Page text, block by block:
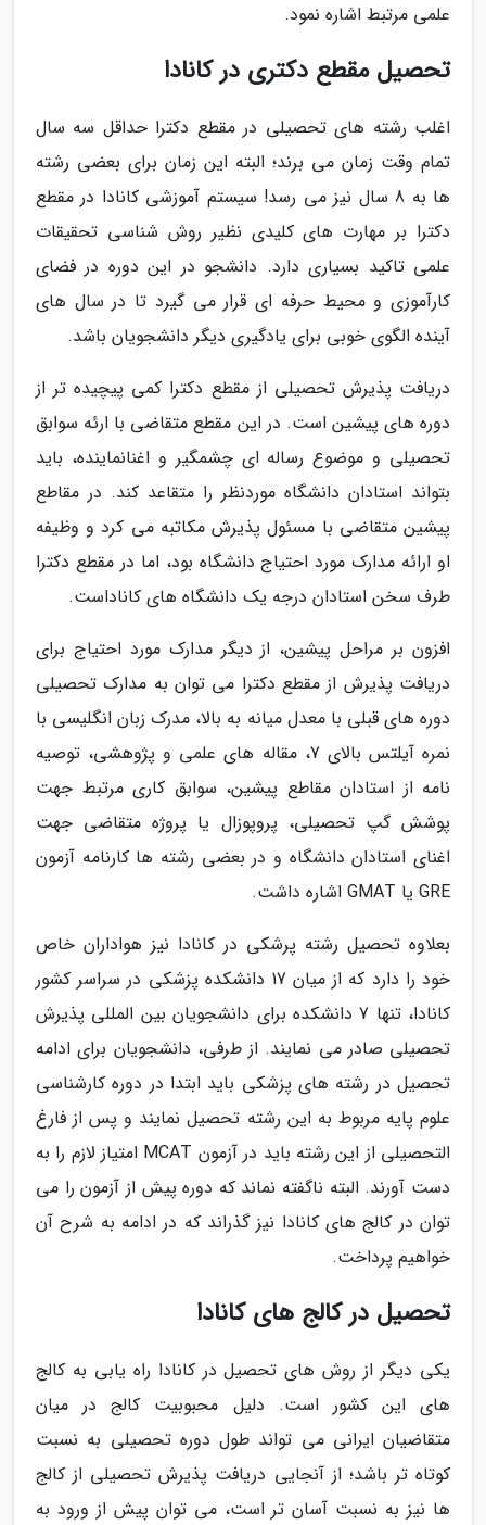
علمی مرتبط اشاره نمود.
تحصیل مقطع دکتری در کانادا
اغلب رشته های تحصیلی در مقطع دکترا حداقل سه سال
تمام وقت زمان می برند؛ البته این زمان برای بعضی رشته
ها به 8 سال نیز می رسد! سیستم آموزشی کانادا در مقطع
دکترا بر مهارت های کلیدی نظیر روش شناسی تحقیقات
علمی تاکید بسیاری دارد. دانشجو در این دوره در فضای
کارآموزی و محیط حرفه ای قرار می گیرد تا در سال های
آینده الگوی خوبی برای یادگیری دیگر دانشجویان باشد.
دریافت پذیرش تحصیلی از مقطع دکترا کمی پیچیده تر از
دوره های پیشین است. در این مقطع متقاضی با ارئه سوابق
تحصیلی و موضوع رساله ای چشمگیر و اغنانماینده، باید
بتواند استادان دانشگاه موردنظر را متقاعد کند. در مقاطع
پیشین متقاضی با مسئول پذیرش مکاتبه می کرد و وظیفه
او ارائه مدارک مورد احتیاج دانشگاه بود، اما در مقطع دکترا
طرف سخن استادان درجه یک دانشگاه های کاناداست.
افزون بر مراحل پیشین، از دیگر مدارک مورد احتیاج برای
دریافت پذیرش از مقطع دکترا می توان به مدارک تحصیلی
دوره های قبلی با معدل میانه به بالا، مدرک زبان انگلیسی با
نمره آیلتس بالای 7، مقاله های علمی و پژوهشی، توصیه
نامه از استادان مقاطع پیشین، سوابق کاری مرتبط جهت
پوشش گپ تحصیلی، پروپوزال یا پروژه متقاضی جهت
اغنای استادان دانشگاه و در بعضی رشته ها کارنامه آزمون
GRE یا GMAT اشاره داشت.
بعلاوه تحصیل رشته پرشکی در کانادا نیز هواداران خاص
خود را دارد که از میان 17 دانشکده پزشکی در سراسر کشور
کانادا، تنها 7 دانشکده برای دانشجویان بین المللی پذیرش
تحصیلی صادر می نمایند. از طرفی، دانشجویان برای ادامه
تحصیل در رشته های پزشکی باید ابتدا در دوره کارشناسی
علوم پایه مربوط به این رشته تحصیل نمایند و پس از فارغ
التحصیلی از این رشته باید در آزمون MCAT امتیاز لازم را به
دست آورند. البته ناگفته نماند که دوره پیش از آزمون را می
توان در کالج های کانادا نیز گذراند که در ادامه به شرح آن
خواهیم پرداخت.
تحصیل در کالج های کانادا
یکی دیگر از روش های تحصیل در کانادا راه یابی به کالج
های این کشور است. دلیل محبوبیت کالج در میان
متقاضیان ایرانی می تواند طول دوره تحصیلی به نسبت
کوتاه تر باشد؛ از آنجایی دریافت پذیرش تحصیلی از کالج
ها نیز به نسبت آسان تر است، می توان پیش از ورود به